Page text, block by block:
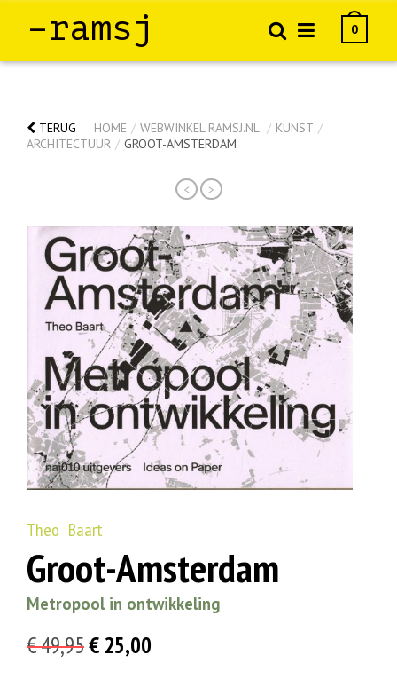
–ramsj 0
TERUG HOME / WEBWINKEL RAMSJ.NL / KUNST /
ARCHITECTUUR / GROOT-AMSTERDAM
< >
Theo Baart
Groot-Amsterdam
Metropool in ontwikkeling
€49,95Oorspronkelijke
€ 25,00